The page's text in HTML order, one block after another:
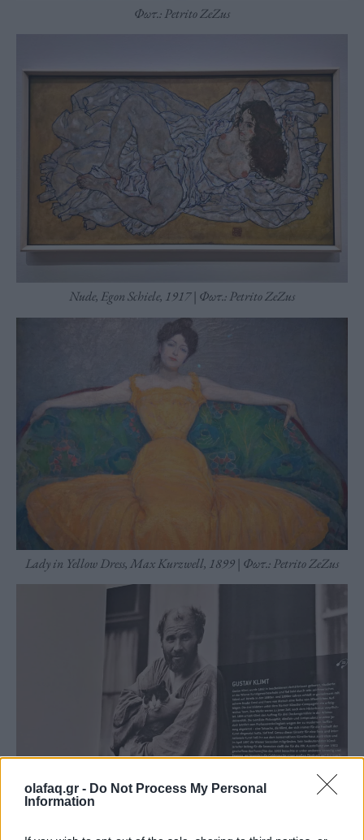
olafaq.gr - Do Not Process My Personal
Information
Φωτ.: Petrito ZeZus
Nude, Egon Schiele, 1917 | Φωτ.: Petrito ZeZus
Lady in Yellow Dress, Max Kurzwell, 1899 | Φωτ.: Petrito ZeZus